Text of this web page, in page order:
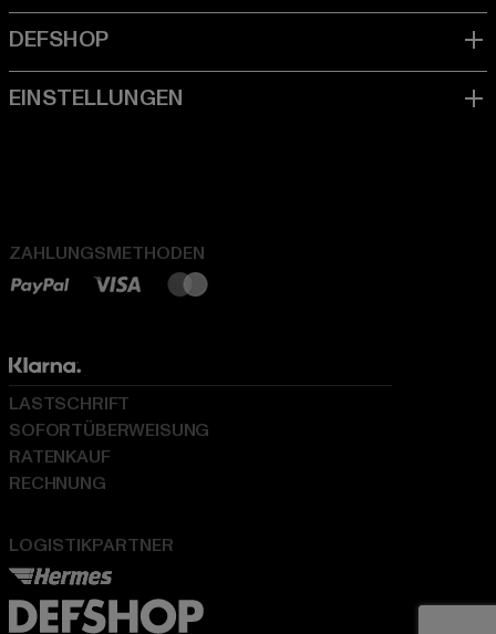
ZAHLUNGSMETHODEN
LOGISTIKPARTNER
LASTSCHRIFT
SOFORTÜBERWEISUNG
RATENKAUF
RECHNUNG